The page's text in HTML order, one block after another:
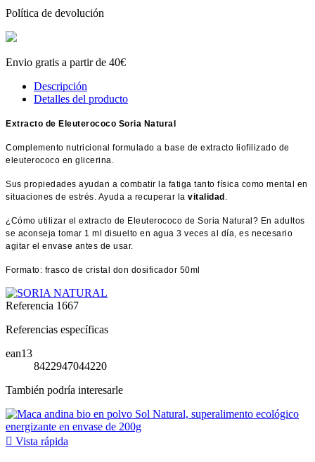
Política de devolución
Envio gratis a partir de 40€
Descripción
Detalles del producto
Extracto de Eleuterococo Soria Natural
Complemento nutricional formulado a base de extracto liofilizado de
eleuterococo en glicerina.
Sus propiedades ayudan a combatir la fatiga tanto física como mental en
situaciones de estrés. Ayuda a recuperar la vitalidad .
¿Cómo utilizar el extracto de Eleuterococo de Soria Natural? En adultos
se aconseja tomar 1 ml disuelto en agua 3 veces al día, es necesario
agitar el envase antes de usar.
Formato: frasco de cristal don dosificador 50ml
Referencia 1667
Referencias específicas
ean13
8422947044220
También podría interesarle
 Vista rápida